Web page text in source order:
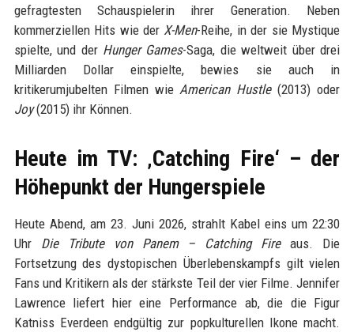
gefragtesten Schauspielerin ihrer Generation. Neben
kommerziellen Hits wie derX-Men-Reihe, in der sie Mystique
spielte, und der Hunger Games-Saga, die weltweit über drei
Milliarden Dollar einspielte, bewies sie auch in
kritikerumjubelten Filmen wieAmerican Hustle(2013) oder
Joy(2015) ihr Können.
Heute im TV: ‚Catching Fire‘ – der
Höhepunkt der Hungerspiele
Heute Abend, am 23. Juni 2026, strahlt Kabel eins um 22:30
Uhr Die Tribute von Panem – Catching Fireaus. Die
Fortsetzung des dystopischen Überlebenskampfs gilt vielen
Fans und Kritikern als der stärkste Teil der vier Filme. Jennifer
Lawrence liefert hier eine Performance ab, die die Figur
Katniss Everdeen endgültig zur popkulturellen Ikone macht.